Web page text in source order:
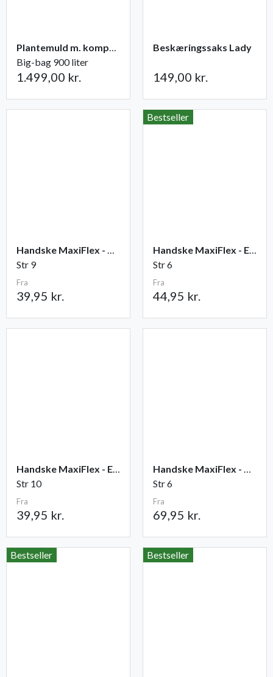
Plantemuld m. kompost fra Champost
Big-bag 900 liter
1.499,00 kr.
Beskæringssaks Lady
149,00 kr.
Handske MaxiFlex - Ultimate
Str 9
Fra
39,95 kr.
Bestseller
Handske MaxiFlex - Endurance
Str 6
Fra
44,95 kr.
Handske MaxiFlex - Elite
Str 10
Fra
39,95 kr.
Handske MaxiFlex - Cut
Str 6
Fra
69,95 kr.
Bestseller Bestseller